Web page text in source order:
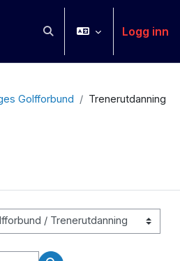
Veksle inndata for søkLogg inn
Golfforbund Trenerutdanning